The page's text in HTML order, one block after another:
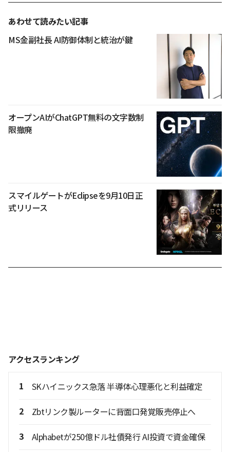
あわせて読みたい記事
MS金副社長 AI防御体制と統治が鍵
オープンAIがChatGPT無料の文字数制
限撤廃
スマイルゲートがEclipseを9月10日正
式リリース
アクセスランキング
1 SKハイニックス急落 半導体心理悪化と利益確定
2 Zbtリンク製ルーターに背面口発覚販売停止へ
3 Alphabetが250億ドル社債発行 AI投資で資金確保